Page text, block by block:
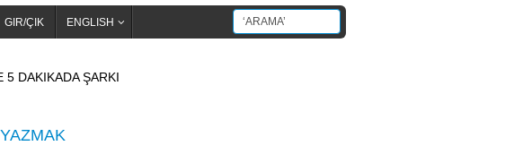
GIR/ÇIK ENGLISH
DAKIKADA ŞARKI